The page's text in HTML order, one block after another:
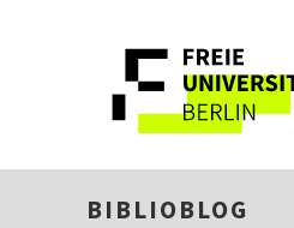
BIBLIOBLOG